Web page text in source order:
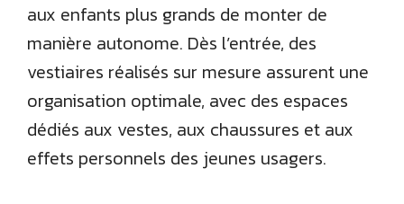
aux enfants plus grands de monter de
manière autonome. Dès l’entrée, des
vestiaires réalisés sur mesure assurent une
organisation optimale, avec des espaces
dédiés aux vestes, aux chaussures et aux
effets personnels des jeunes usagers.